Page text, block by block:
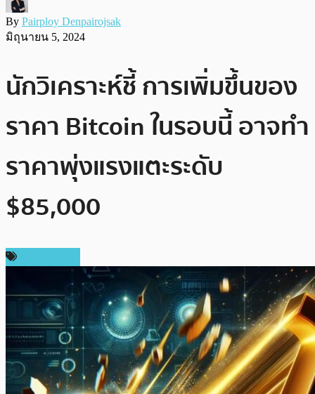
By Pairploy Denpairojsak
มิถุนายน 5, 2024
นักวิเคราะห์ชี้ การเพิ่มขึ้นของ
ราคา Bitcoin ในรอบนี้ อาจทำ
ราคาพุ่งแรงแตะระดับ
$85,000